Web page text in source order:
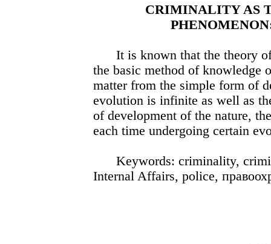
CRIMINALITY AS
It is known that the theory
the basic method of knowledge
matter from the simple form of
evolution is infinite as well as
of development of the nature,
each time undergoing certain
Keywords: criminality,
Internal Affairs, police,